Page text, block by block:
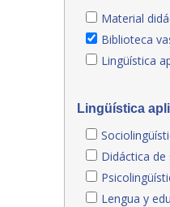
Material
Biblioteca
Lingüística
Lingüística
Didáctica de
Lengua y